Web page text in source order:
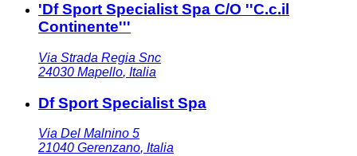
'Df Sport Specialist Spa C/O ''C.c.il
Continente'''
Via Strada Regia Snc
24030 Mapello, Italia
Df Sport Specialist Spa
Via Del Malnino 5
21040 Gerenzano, Italia